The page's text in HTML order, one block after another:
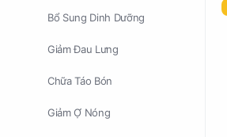
Bổ Sung Dinh Dưỡng
Giảm Đau Lưng
Chữa Táo Bón
Giảm Ợ Nóng